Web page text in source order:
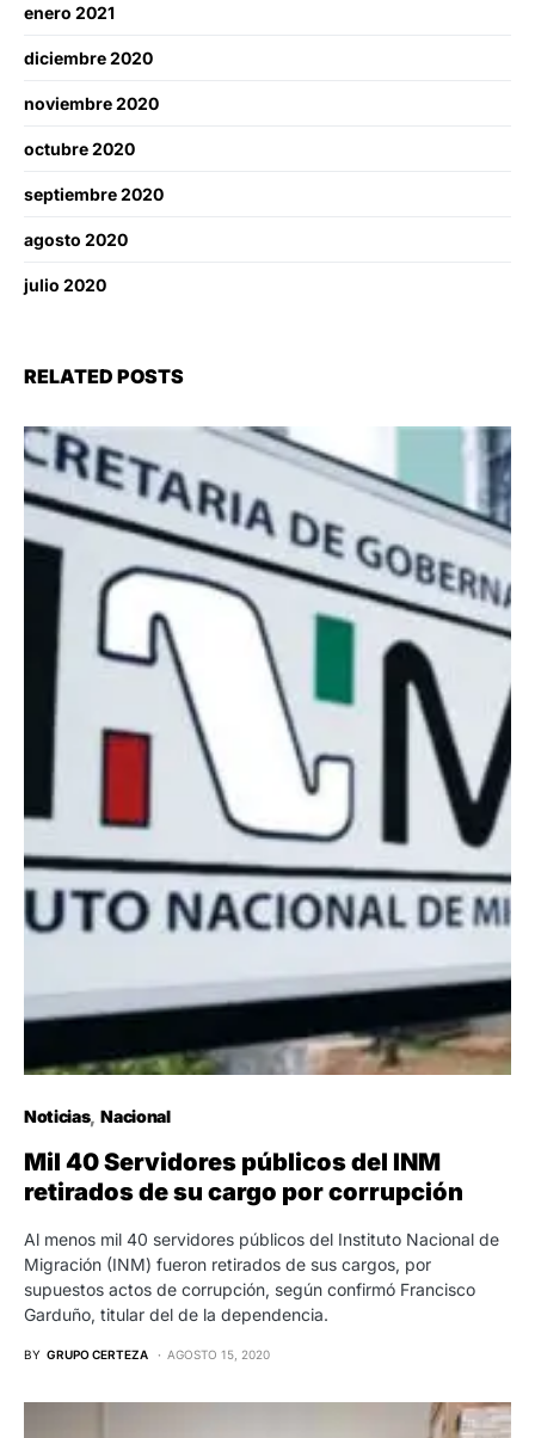
enero 2021
diciembre 2020
noviembre 2020
octubre 2020
septiembre 2020
agosto 2020
julio 2020
RELATED POSTS
Noticias Nacional
Mil 40 Servidores públicos del INM
retirados de su cargo por corrupción
Al menos mil 40 servidores públicos del Instituto Nacional de
Migración (INM) fueron retirados de sus cargos, por
supuestos actos de corrupción, según confirmó Francisco
Garduño, titular del de la dependencia.
BY GRUPO CERTEZA AGOSTO 15, 2020